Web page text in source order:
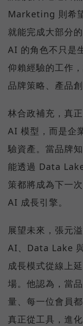
Marketing 則希
就能完成大部分
AI 的角色不只是
仰賴經驗的工作
品牌策略、產品
林合政補充，真
AI 模型，而是企
驗資產。當品牌
能透過 Data
策都將成為下一
AI 成長引擎。
展望未來，張元
AI、Data Lake
成長模式從線上
場。他認為，當
量、每一位會員
真正從工具，進